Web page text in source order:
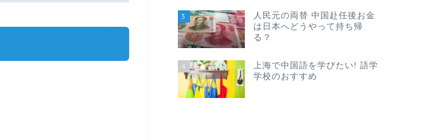
3
人民元の両替 中国赴任後お金
は日本へどうやって持ち帰
る？
4
上海で中国語を学びたい! 語学
学校のおすすめ